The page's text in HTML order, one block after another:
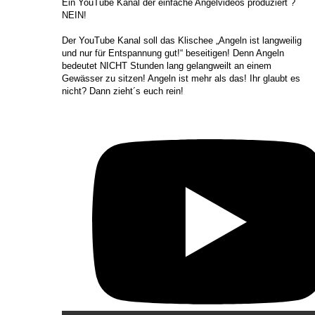
​Ein YouTube Kanal der einfache Angelvideos produziert ?
NEIN!
Der YouTube Kanal soll das Klischee „Angeln ist langweilig
und nur für Entspannung gut!“ beseitigen! Denn Angeln
bedeutet NICHT Stunden lang gelangweilt an einem
Gewässer zu sitzen! Angeln ist mehr als das! Ihr glaubt es
nicht? Dann zieht´s euch rein!